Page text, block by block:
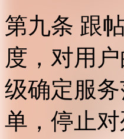
第九条 跟
度，对用
级确定服
单，停止